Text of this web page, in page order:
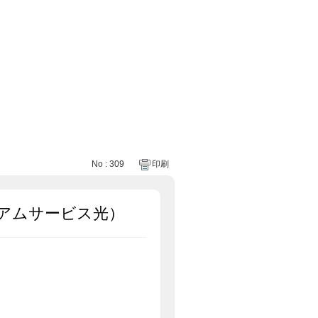
No : 309 印刷
ムサービス光）